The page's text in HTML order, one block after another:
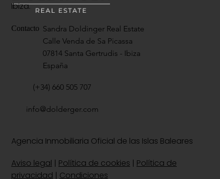
Ibiza.
Agencia Inmobiliaria Oficial de las Islas Baleares
Contacto Sandra Doldinger Real Estate
Calle Venda de Sa Picassa
07814 Santa Gertrudis - Ibiza
España
Aviso legal | Política de cookies | Política de
privacidad | Condiciones
(+34) 660 505 707
info@dolderger.com